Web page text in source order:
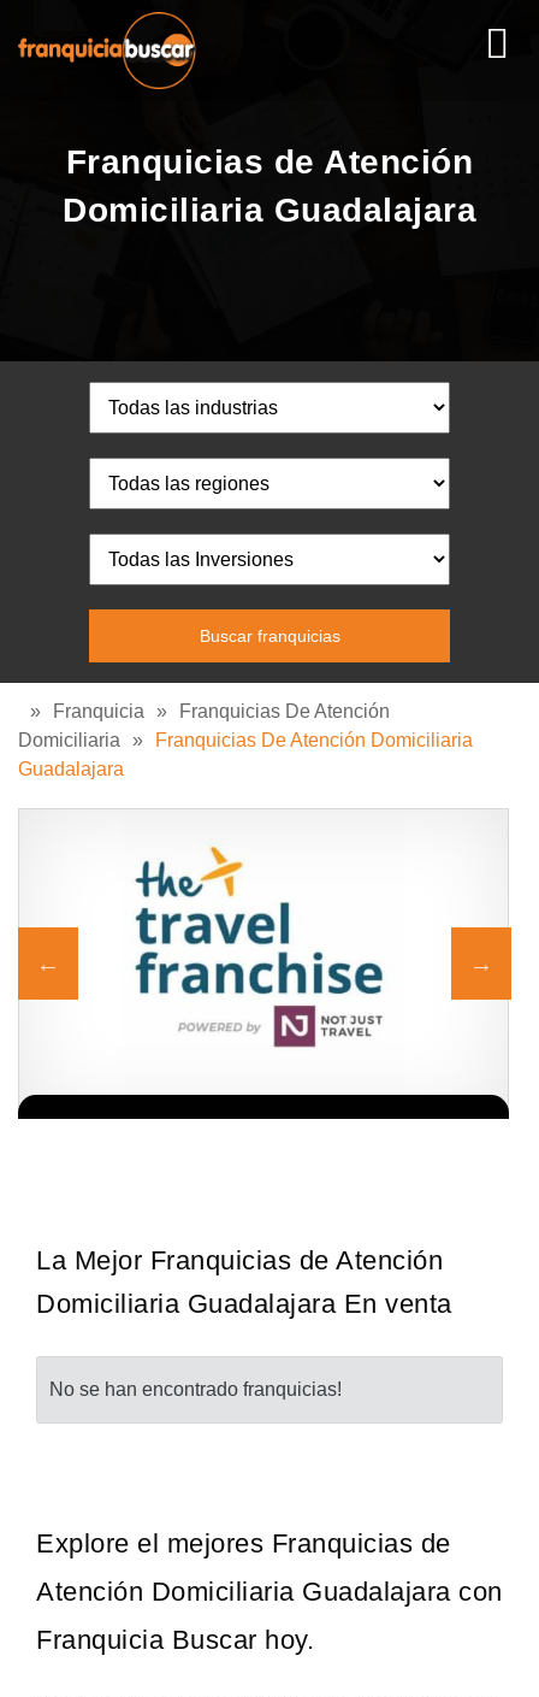
Franquicias de Atención
Domiciliaria Guadalajara
» Franquicia »
Franquicias De Atención
Domiciliaria
»
Franquicias De Atención Domiciliaria
Guadalajara
La Mejor Franquicias de Atención
Domiciliaria Guadalajara En venta
No se han encontrado franquicias!
Explore el mejores Franquicias de
Atención Domiciliaria Guadalajara con
Franquicia Buscar hoy.